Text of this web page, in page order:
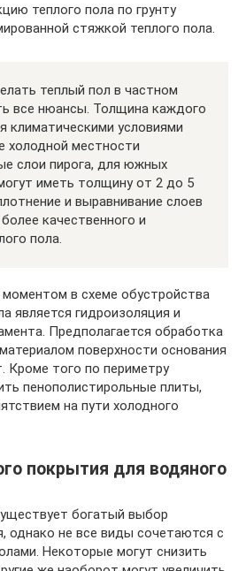
теплого пола по грунту
стяжкой теплого пола.
теплый пол в частном
все нюансы. Толщина каждого
климатическими условиями
холодной местности
слои пирога, для южных
иметь толщину от 2 до 5
и выравнивание слоев
качественного и
пола.
в схеме обустройства
является гидроизоляция и
Предполагается обработка
поверхности основания
Кроме того по периметру
пенополистирольные плиты,
на пути холодного
покрытия для водяного
богатый выбор
однако не все виды сочетаются с
Некоторые могут снизить